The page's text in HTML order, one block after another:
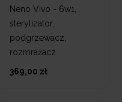
Neno Vivo - 6w1,
sterylizator,
podgrzewacz,
rozmrażacz
369,00 zł